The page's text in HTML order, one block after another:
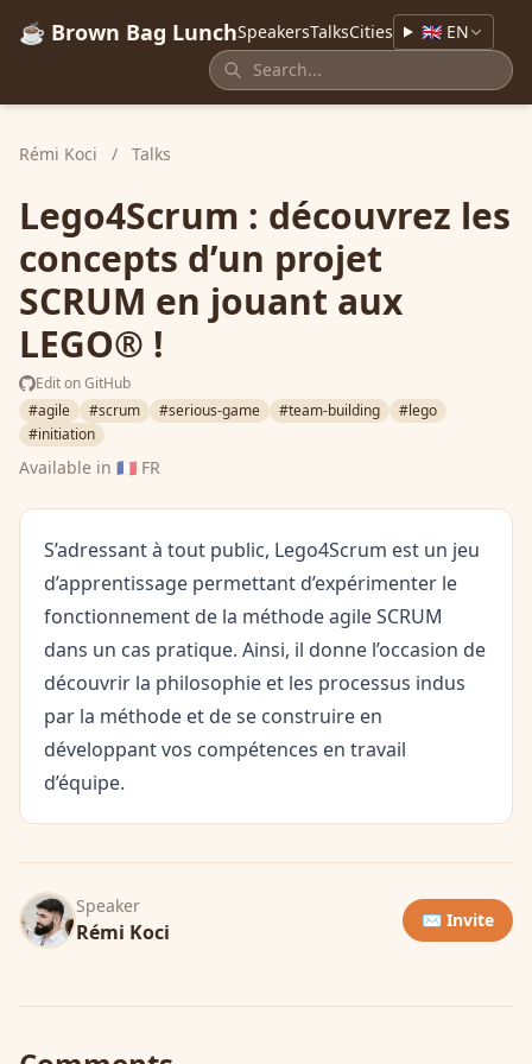
☕ Brown Bag LunchSpeakersTalksCities 🇬🇧 EN
Rémi Koci / Talks
Lego4Scrum : découvrez les
concepts d’un projet
SCRUM en jouant aux
LEGO® !
Edit on GitHub
#agile
#scrum #serious-game #team-building
#lego
#initiation
Available in 🇫🇷 FR
S’adressant à tout public, Lego4Scrum est un jeu
d’apprentissage permettant d’expérimenter le
fonctionnement de la méthode agile SCRUM
dans un cas pratique. Ainsi, il donne l’occasion de
découvrir la philosophie et les processus indus
par la méthode et de se construire en
développant vos compétences en travail
d’équipe.
Speaker
Rémi Koci ✉️ Invite